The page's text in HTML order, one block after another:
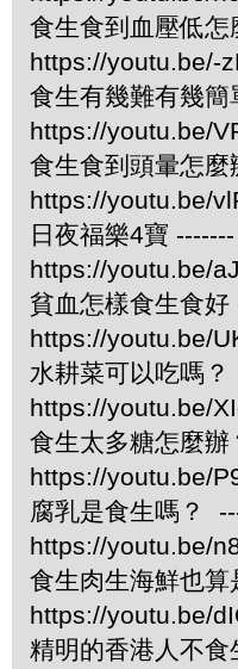
食生食到血壓低
https://youtu.be/-
食生有幾難有幾
https://youtu.be/
食生食到頭暈怎
https://youtu.be/
日夜福樂4寶
https://youtu.be/
貧血怎樣食生食
https://youtu.be/
水耕菜可以吃嗎
https://youtu.be/
食生太多糖怎麼
https://youtu.be/
腐乳是食生嗎？
https://youtu.be/
食生肉生海鮮也
https://youtu.be/
精明的香港人不